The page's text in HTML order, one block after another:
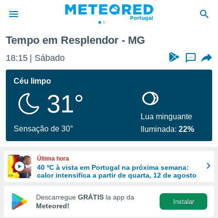
da
foi
fornecidas
a este
das
e
forma
digital
Tempo em Resplendor - MG
18:15 Sábado ...
Céu limpo
31°
Sensação de 30°
Lua minguante
Iluminada:22%
Última hora
40 ºC à vista em Portugal na próxima semana:
calor intensifica a partir de quarta, 12 de agosto
Descarregue GRÁTIS la app da
Meteored!
Instalar